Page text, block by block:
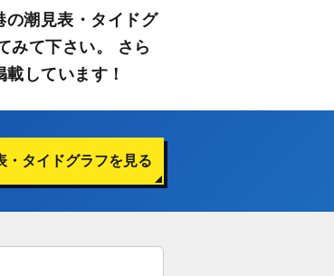
の潮見表・タイドグ
みて下さい。 さら
しています！
・タイドグラフを見る